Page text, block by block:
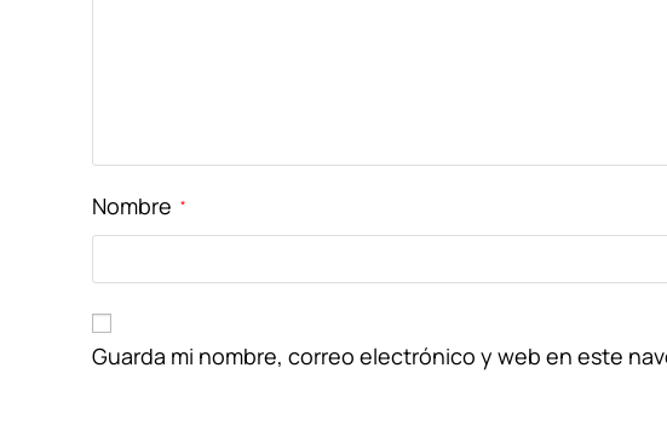
Nombre *
Guarda mi nombre, correo electrónico y web en este